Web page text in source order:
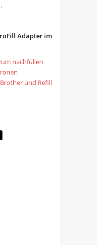
Adapter im
nachfüllen
und Refill